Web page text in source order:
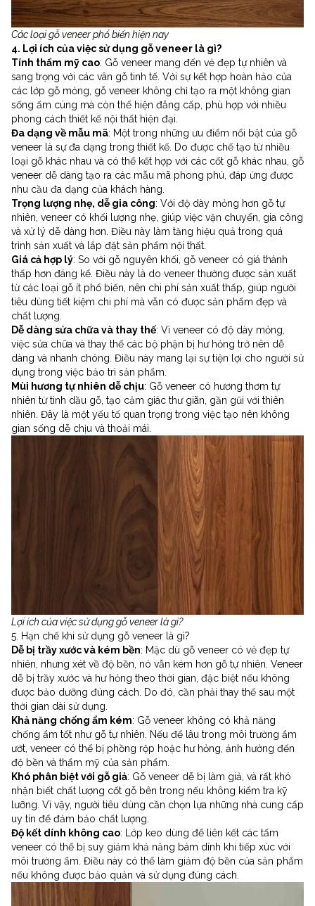
Các loại gỗ veneer phổ biến hiện nay
4. Lợi ích của việc sử dụng gỗ veneer là gì?
Tính thẩm mỹ cao: Gỗ veneer mang đến vẻ đẹp tự nhiên và
sang trọng với các vân gỗ tinh tế. Với sự kết hợp hoàn hảo của
các lớp gỗ mỏng, gỗ veneer không chỉ tạo ra một không gian
sống ấm cúng mà còn thể hiện đẳng cấp, phù hợp với nhiều
phong cách thiết kế nội thất hiện đại.
Đa dạng về mẫu mã: Một trong những ưu điểm nổi bật của gỗ
veneer là sự đa dạng trong thiết kế. Do được chế tạo từ nhiều
loại gỗ khác nhau và có thể kết hợp với các cốt gỗ khác nhau, gỗ
veneer dễ dàng tạo ra các mẫu mã phong phú, đáp ứng được
nhu cầu đa dạng của khách hàng.
Trọng lượng nhẹ, dễ gia công: Với độ dày mỏng hơn gỗ tự
nhiên, veneer có khối lượng nhẹ, giúp việc vận chuyển, gia công
và xử lý dễ dàng hơn. Điều này làm tăng hiệu quả trong quá
trình sản xuất và lắp đặt sản phẩm nội thất.
Giá cả hợp lý: So với gỗ nguyên khối, gỗ veneer có giá thành
thấp hơn đáng kể. Điều này là do veneer thường được sản xuất
từ các loại gỗ ít phổ biến, nên chi phí sản xuất thấp, giúp người
tiêu dùng tiết kiệm chi phí mà vẫn có được sản phẩm đẹp và
chất lượng.
Dễ dàng sửa chữa và thay thế: Vì veneer có độ dày mỏng,
việc sửa chữa và thay thế các bộ phận bị hư hỏng trở nên dễ
dàng và nhanh chóng. Điều này mang lại sự tiện lợi cho người sử
dụng trong việc bảo trì sản phẩm.
Mùi hương tự nhiên dễ chịu: Gỗ veneer có hương thơm tự
nhiên từ tinh dầu gỗ, tạo cảm giác thư giãn, gần gũi với thiên
nhiên. Đây là một yếu tố quan trọng trong việc tạo nên không
gian sống dễ chịu và thoải mái.
Lợi ích của việc sử dụng gỗ veneer là gì?
5. Hạn chế khi sử dụng gỗ veneer là gì?
Dễ bị trầy xước và kém bền: Mặc dù gỗ veneer có vẻ đẹp tự
nhiên, nhưng xét về độ bền, nó vẫn kém hơn gỗ tự nhiên. Veneer
dễ bị trầy xước và hư hỏng theo thời gian, đặc biệt nếu không
được bảo dưỡng đúng cách. Do đó, cần phải thay thế sau một
thời gian dài sử dụng.
Khả năng chống ẩm kém: Gỗ veneer không có khả năng
chống ẩm tốt như gỗ tự nhiên. Nếu để lâu trong môi trường ẩm
ướt, veneer có thể bị phồng rộp hoặc hư hỏng, ảnh hưởng đến
độ bền và thẩm mỹ của sản phẩm.
Khó phân biệt với gỗ giả: Gỗ veneer dễ bị làm giả, và rất khó
nhận biết chất lượng cốt gỗ bên trong nếu không kiểm tra kỹ
lưỡng. Vì vậy, người tiêu dùng cần chọn lựa những nhà cung cấp
uy tín để đảm bảo chất lượng.
Độ kết dính không cao: Lớp keo dùng để liên kết các tấm
veneer có thể bị suy giảm khả năng bám dính khi tiếp xúc với
môi trường ẩm. Điều này có thể làm giảm độ bền của sản phẩm
nếu không được bảo quản và sử dụng đúng cách.